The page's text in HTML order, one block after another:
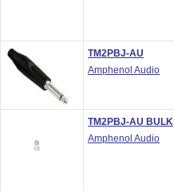
TM2PBJ-AU
Amphenol Audio
TM2PBJ-AU BULK
Amphenol Audio